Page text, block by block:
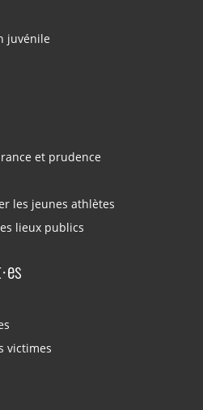
juvénile
et prudence
les jeunes athlètes
lieux publics
victimes